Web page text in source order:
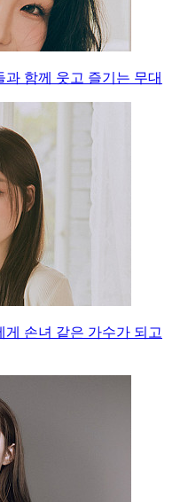
함께 웃고 즐기는 무대
게 손녀 같은 가수가 되고